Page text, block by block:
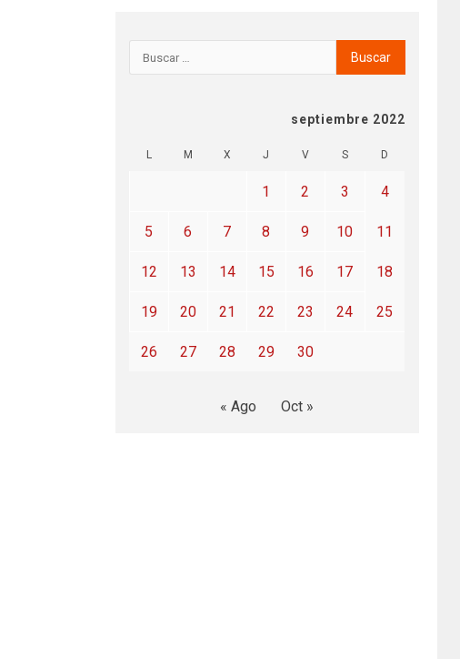
septiembre 2022
L M X J V S D
1 2 3 4
5 6 7 8 9 10 11
12 13 14 15 16 17 18
19 20 21 22 23 24 25
26 27 28 29 30
« Ago Oct »